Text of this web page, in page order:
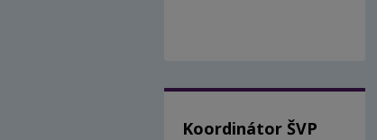
Koordinátor ŠVP